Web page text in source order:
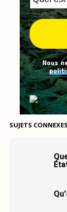
Nous
SUJETS